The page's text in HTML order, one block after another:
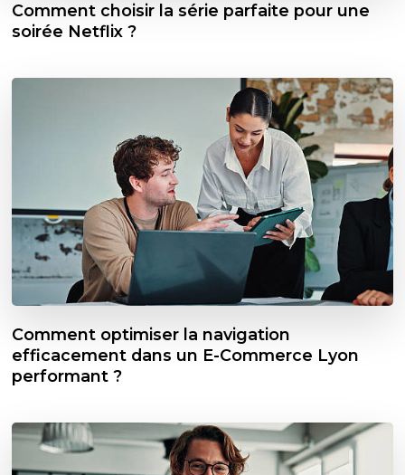
Comment choisir la série parfaite pour une
soirée Netflix ?
Comment optimiser la navigation
efficacement dans un E-Commerce Lyon
performant ?